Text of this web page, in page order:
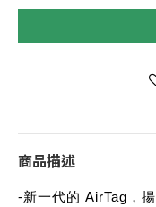
商品描述
-新一代的 AirTag，